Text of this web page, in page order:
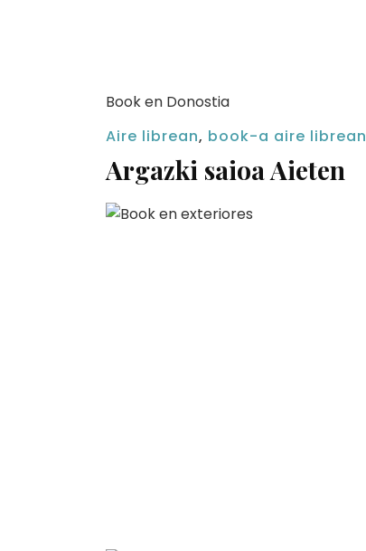
Book en Donostia
Aire librean, book-a aire librean
Argazki saioa Aieten